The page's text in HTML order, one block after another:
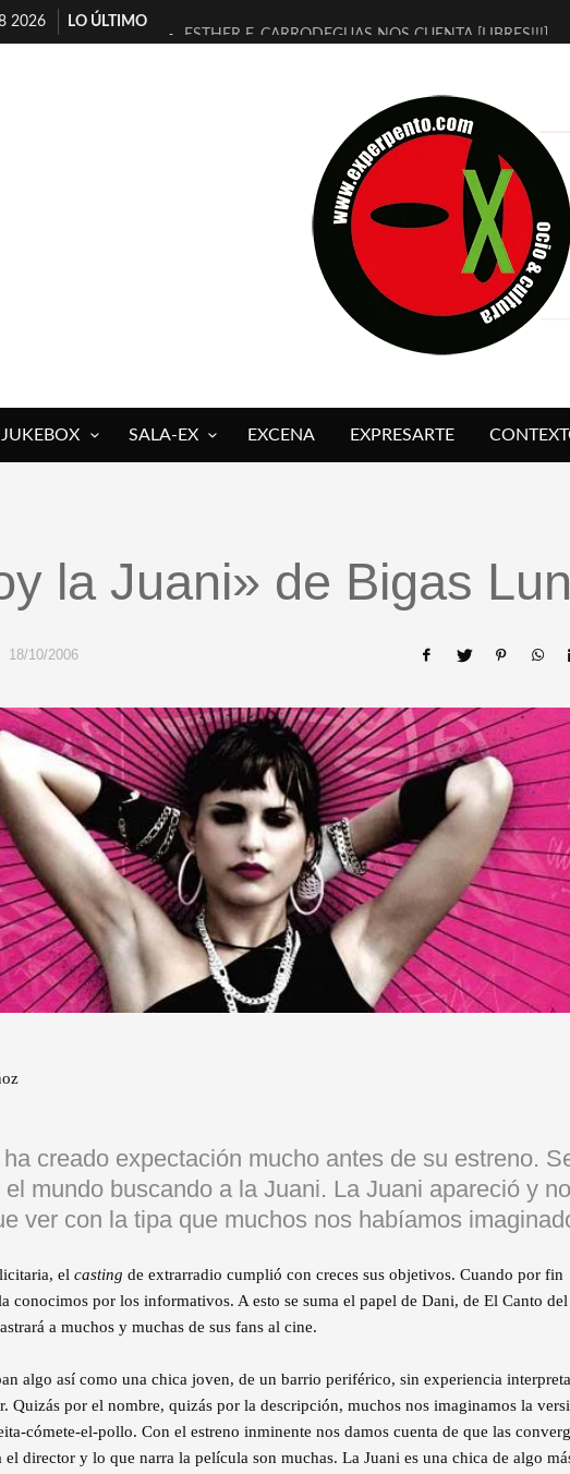
2026
LO ÚLTIMO
ESTHER F. CARRODEGUAS NOS CUENTA [LIBRES!!!]
[ELECTRA JONDA] DE JUAN GUERRERO ZAMORA
TIMBRE 4, LA ESCUELA DEL DIRECTOR TEATRAL
30 AÑOS (NO ES NADA) DE LA KATARSIS DEL
MILITARES JUDÍAS EN #EXVITA
D’BALDOMEROS REINVENTAN [BITÁCORA 3.0] EN
MARSHALL FLASH PRESENTA EN EXVITA [RELATIVA
JOFRE BARDAGÍ EN EXVITA INTERPRETANDO A
JUKEBOX SALA-EX EXCENA EXPRESARTE
la Juani» de Bigas
18/10/2006
creado expectación mucho antes de su estreno.
el mundo buscando a la Juani. La Juani apareció y no
ver con la tipa que muchos nos habíamos
el casting de extrarradio cumplió con creces sus objetivos. Cuando por fin
conocimos por los informativos. A esto se suma el papel de Dani, de El Canto
a muchos y muchas de sus fans al cine.
algo así como una chica joven, de un barrio periférico, sin experiencia
Quizás por el nombre, quizás por la descripción, muchos nos imaginamos la
cómete-el-pollo. Con el estreno inminente nos damos cuenta de que las
el director y lo que narra la película son muchas. La Juani es una chica de algo